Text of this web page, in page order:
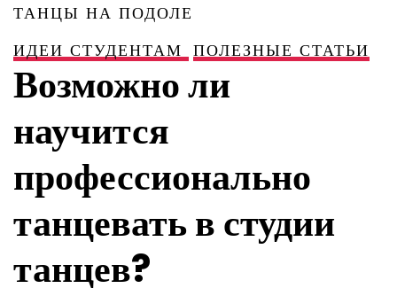
ТАНЦЫ НА ПОДОЛЕ
ИДЕИ СТУДЕНТАМ ПОЛЕЗНЫЕ СТАТЬИ
Возможно ли
научится
профессионально
танцевать в студии
танцев?